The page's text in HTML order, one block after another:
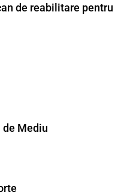
de reabilitare pentru
Mediu